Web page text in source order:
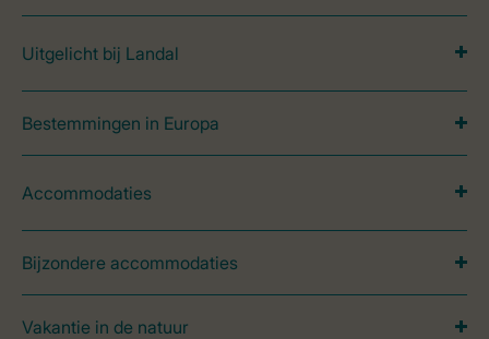
Uitgelicht bij Landal
Bestemmingen in Europa
Accommodaties
Bijzondere accommodaties
Vakantie in de natuur